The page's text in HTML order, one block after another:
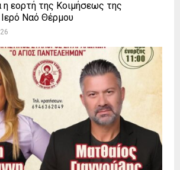
εορτή της Κοιμήσεως της
Ναό Θέρμου